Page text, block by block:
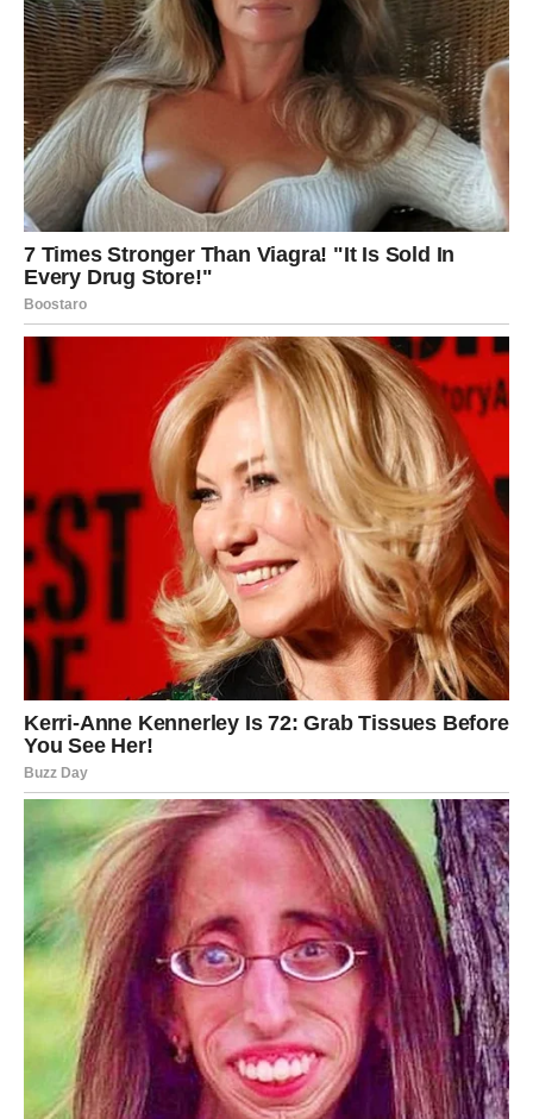
marta donosi energiju koja razbija tu tišinu.
U vaš život dolazi osoba ili situacija koja će vas suočiti sa
emocijama koje ste pokušavali da potisnete. Može se
pojaviti neko iz prošlosti – neko koga niste zaboravili, ali
ste naučili da živite bez njega.
Ono što dolazi nije slučajno. To je test – ali i prilika.
Mnogi Rakovi će doživeti razgovor koji menja sve. Istina
izlazi na videlo, maske padaju, a ono što je bilo nejasno
postaje kristalno jasno.
Biće teško, ali oslobađajuće. I upravo kroz tu iskrenost
dolazi vaš preokret.
DEVICA – nagrada za strpljenje
koje je trajalo predugo
Device su dugo radile, čekale, analizirale i davale više
nego što su dobijale. Kraj marta donosi ono što su
zaslužile – ali na način koji nisu očekivale.
Može doći do poslovne ponude, finansijskog dobitka ili
priznanja koje menja vašu poziciju. Ali ono što je još
važnije – dolazi unutrašnja promena.
Shvatićete da više ne želite da budete na drugom mestu.
Počećete da birate sebe.
Za neke Device, ovo znači i ljubavni preokret – dolazak
osobe koja vidi vašu vrednost bez potrebe da se
dokazujete.
Vaša energija se menja, a sa njom i vaš život.